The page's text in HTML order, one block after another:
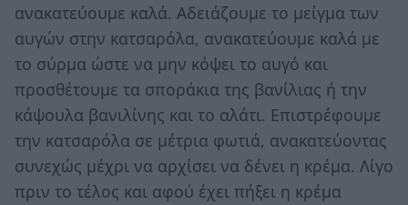
ανακατεύουμε καλά. Αδειάζουμε το μείγμα των
αυγών στην κατσαρόλα, ανακατεύουμε καλά με
το σύρμα ώστε να μην κόψει το αυγό και
προσθέτουμε τα σποράκια της βανίλιας ή την
κάψουλα βανιλίνης και το αλάτι. Επιστρέφουμε
την κατσαρόλα σε μέτρια φωτιά, ανακατεύοντας
συνεχώς μέχρι να αρχίσει να δένει η κρέμα. Λίγο
πριν το τέλος και αφού έχει πήξει η κρέμα